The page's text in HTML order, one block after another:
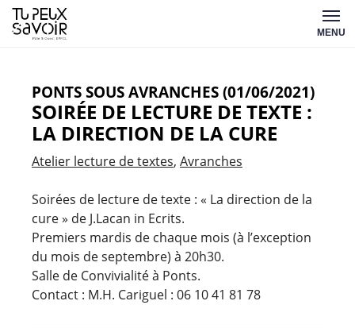
Aller
au
MENU
PONTS SOUS AVRANCHES (01/06/2021)
SOIRÉE DE LECTURE DE TEXTE :
LA DIRECTION DE LA CURE
Atelier lecture de textes Avranches
Soirées de lecture de texte : « La direction de la
cure » de J.Lacan in Ecrits.
Premiers mardis de chaque mois (à l’exception
du mois de septembre) à 20h30.
Salle de Convivialité à Ponts.
Contact : M.H. Cariguel : 06 10 41 81 78